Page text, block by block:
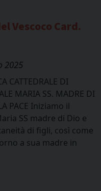
Vescoco Card.
2025
CATTEDRALE DI
MARIA SS. MADRE DI
PACE Iniziamo il
SS madre di Dio e
di figli, così come
a sua madre in